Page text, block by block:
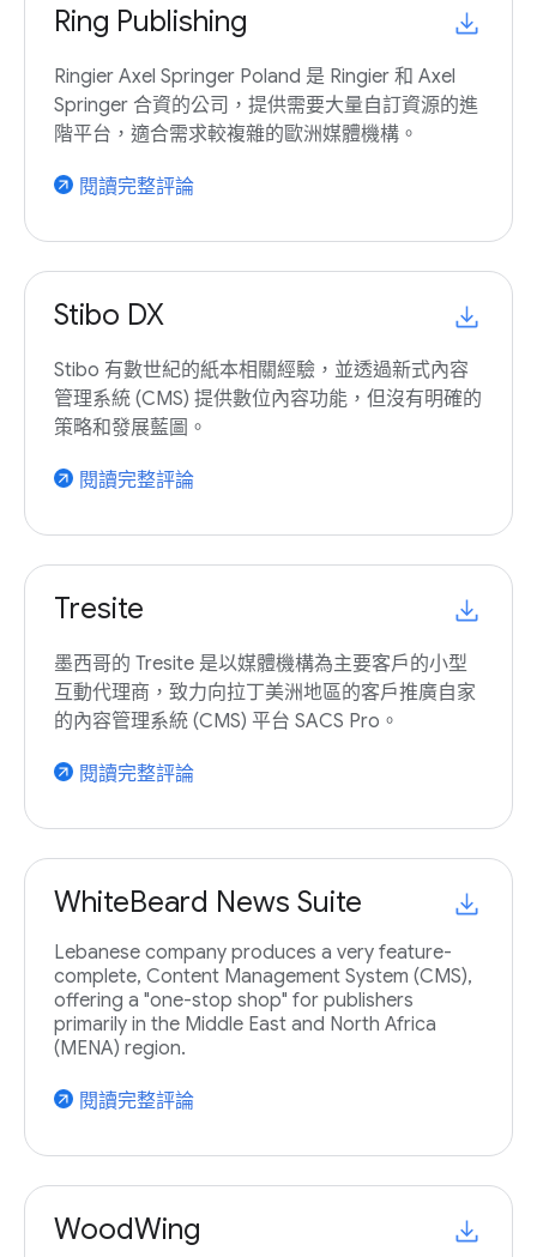
Ring Publishing
Ringier Axel Springer Poland 是 Ringier 和 Axel
Springer 合資的公司，提供需要大量自訂資源的進
階平台，適合需求較複雜的歐洲媒體機構。
arrow_outward 閱讀完整評論
Stibo DX
Stibo 有數世紀的紙本相關經驗，並透過新式內容
管理系統 (CMS) 提供數位內容功能，但沒有明確的
策略和發展藍圖。
arrow_outward 閱讀完整評論
Tresite
墨西哥的 Tresite 是以媒體機構為主要客戶的小型
互動代理商，致力向拉丁美洲地區的客戶推廣自家
的內容管理系統 (CMS) 平台 SACS Pro。
arrow_outward 閱讀完整評論
WhiteBeard News Suite
Lebanese company produces a very feature-
complete, Content Management System (CMS),
offering a "one-stop shop" for publishers
primarily in the Middle East and North Africa
(MENA) region.
arrow_outward 閱讀完整評論
WoodWing